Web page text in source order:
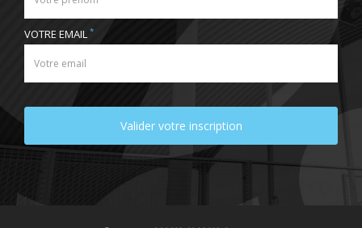
VOTRE EMAIL *
Valider votre inscription